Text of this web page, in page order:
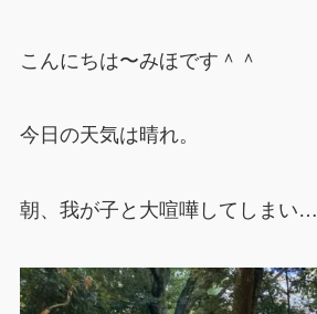
こんにちは〜みほです＾＾
今日の天気は晴れ。
朝、我が子と大喧嘩してしまい…